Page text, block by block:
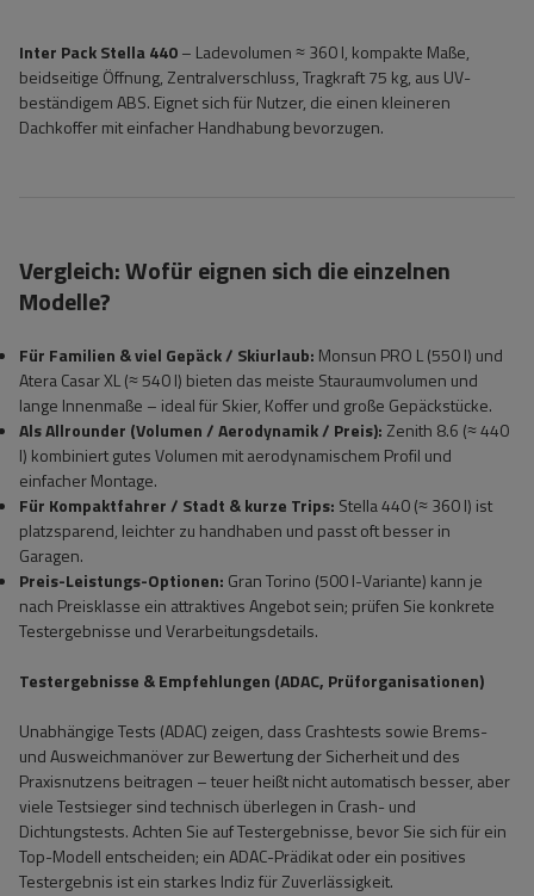
Inter Pack Stella 440– Ladevolumen ≈ 360 l, kompakte Maße,
beidseitige Öffnung, Zentralverschluss, Tragkraft 75 kg, aus UV-
beständigem ABS. Eignet sich für Nutzer, die einen kleineren
Dachkoffer mit einfacher Handhabung bevorzugen.
Vergleich: Wofür eignen sich die einzelnen
Modelle?
Für Familien & viel Gepäck / Skiurlaub: Monsun PRO L (550 l) und
Atera Casar XL (≈ 540 l) bieten das meiste Stauraumvolumen und
lange Innenmaße – ideal für Skier, Koffer und große Gepäckstücke.
Als Allrounder (Volumen / Aerodynamik / Preis): Zenith 8.6 (≈ 440
l) kombiniert gutes Volumen mit aerodynamischem Profil und
einfacher Montage.
Für Kompaktfahrer / Stadt & kurze Trips: Stella 440 (≈ 360 l) ist
platzsparend, leichter zu handhaben und passt oft besser in
Garagen.
Preis-Leistungs-Optionen: Gran Torino (500 l-Variante) kann je
nach Preisklasse ein attraktives Angebot sein; prüfen Sie konkrete
Testergebnisse und Verarbeitungsdetails.
Testergebnisse & Empfehlungen (ADAC, Prüforganisationen)
Unabhängige Tests (ADAC) zeigen, dass Crashtests sowie Brems-
und Ausweichmanöver zur Bewertung der Sicherheit und des
Praxisnutzens beitragen – teuer heißt nicht automatisch besser, aber
viele Testsieger sind technisch überlegen in Crash- und
Dichtungstests. Achten Sie auf Testergebnisse, bevor Sie sich für ein
Top-Modell entscheiden; ein ADAC-Prädikat oder ein positives
Testergebnis ist ein starkes Indiz für Zuverlässigkeit.